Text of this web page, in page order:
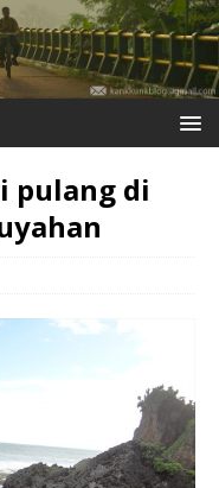
pulang di